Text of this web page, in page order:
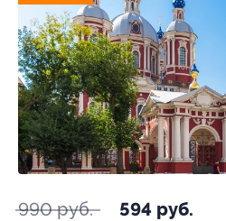
990 руб. 594 руб.